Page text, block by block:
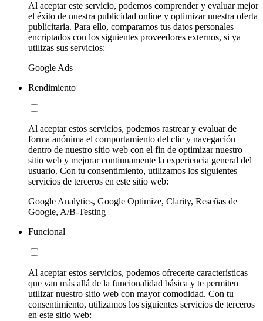
Al aceptar este servicio, podemos comprender y evaluar mejor
el éxito de nuestra publicidad online y optimizar nuestra oferta
publicitaria. Para ello, comparamos tus datos personales
encriptados con los siguientes proveedores externos, si ya
utilizas sus servicios:
Google Ads
Rendimiento
Al aceptar estos servicios, podemos rastrear y evaluar de
forma anónima el comportamiento del clic y navegación
dentro de nuestro sitio web con el fin de optimizar nuestro
sitio web y mejorar continuamente la experiencia general del
usuario. Con tu consentimiento, utilizamos los siguientes
servicios de terceros en este sitio web:
Google Analytics, Google Optimize, Clarity, Reseñas de
Google, A/B-Testing
Funcional
Al aceptar estos servicios, podemos ofrecerte características
que van más allá de la funcionalidad básica y te permiten
utilizar nuestro sitio web con mayor comodidad. Con tu
consentimiento, utilizamos los siguientes servicios de terceros
en este sitio web: